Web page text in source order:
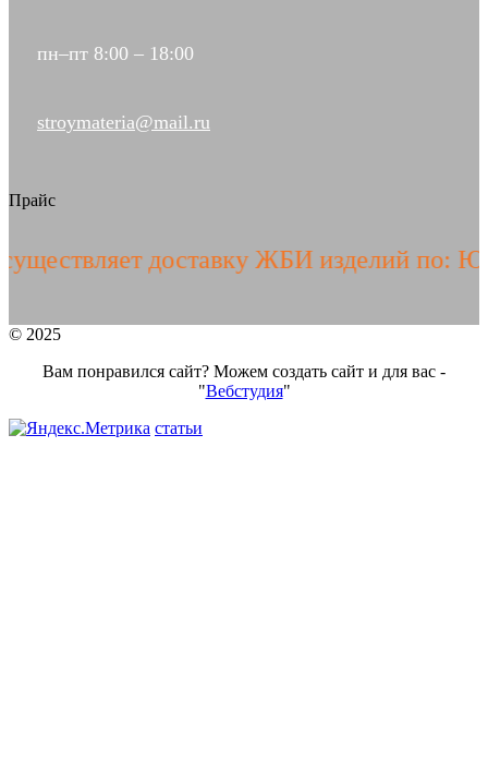
пн–пт 8:00 – 18:00
stroymateria@mail.ru
Прайс
доставку ЖБИ изделий по:
© 2025
Вам понравился сайт? Можем создать сайт и для вас -
"Вебстудия"
статьи